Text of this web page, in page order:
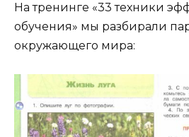
На тренинге «33 техники
обучения» мы разбирали
окружающего мира: